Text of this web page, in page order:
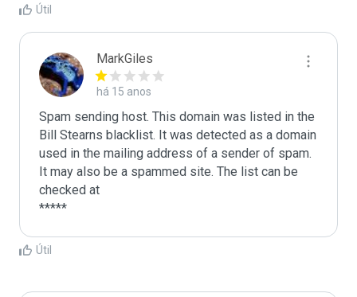
Útil
MarkGiles
há 15 anos
Spam sending host. This domain was listed in the
Bill Stearns blacklist. It was detected as a domain
used in the mailing address of a sender of spam.
It may also be a spammed site. The list can be
checked at
Útil